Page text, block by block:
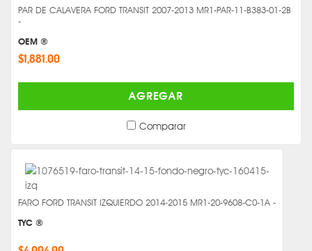
PAR DE CALAVERA FORD TRANSIT 2007-2013 MR1-PAR-11-B383-01-2B
-
OEM ®
$1,881.00
AGREGAR
Comparar
FARO FORD TRANSIT IZQUIERDO 2014-2015 MR1-20-9608-C0-1A -
TYC ®